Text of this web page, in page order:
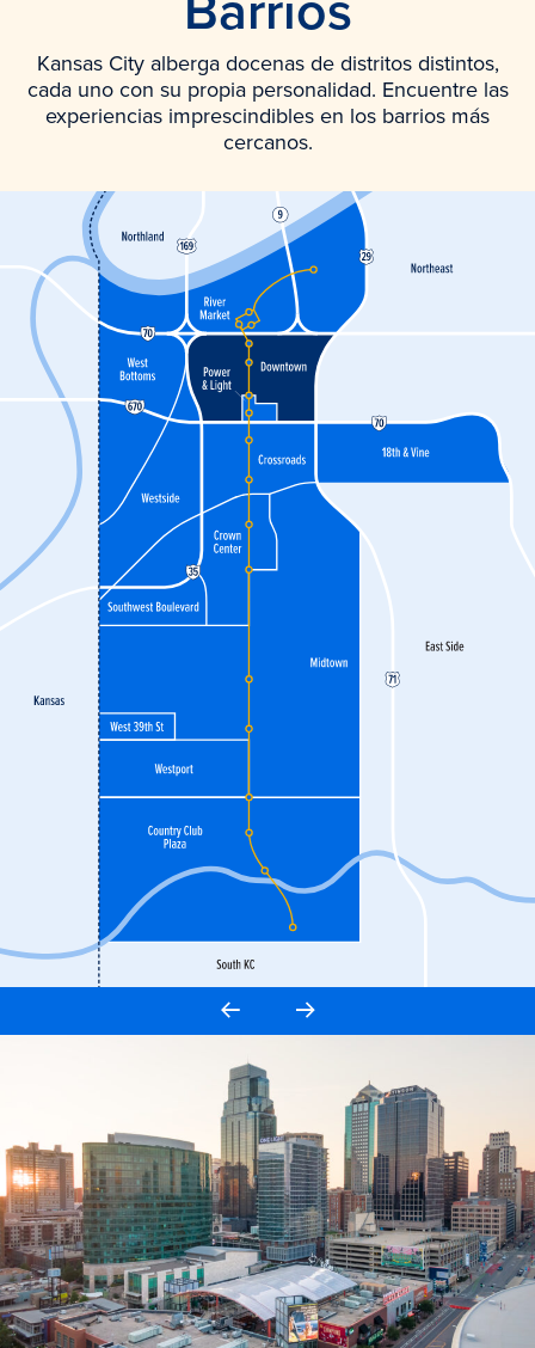
Kansas City alberga docenas de distritos distintos,
cada uno con su propia personalidad. Encuentre las
experiencias imprescindibles en los barrios más
cercanos.